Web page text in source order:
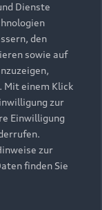
Dienste
den
sowie auf
Mit einem Klick
zur
Einwilligung
zur
finden Sie